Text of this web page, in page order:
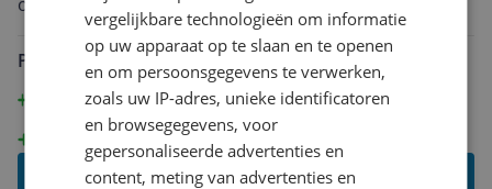
Pluspunten
Basis is goed geprofileerd dus geen water op je
aanrecht bij overkoken.
Degelijke pandragers.
Lees alle reviews
vergelijkbare technologieën om informatie
op uw apparaat op te slaan en te openen
en om persoonsgegevens te verwerken,
zoals uw IP-adres, unieke identificatoren
en browsegegevens, voor
gepersonaliseerde advertenties en
content, meting van advertenties en